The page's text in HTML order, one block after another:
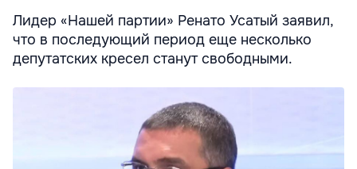
Лидер «Нашей партии» Ренато Усатый заявил,
что в последующий период еще несколько
депутатских кресел станут свободными.